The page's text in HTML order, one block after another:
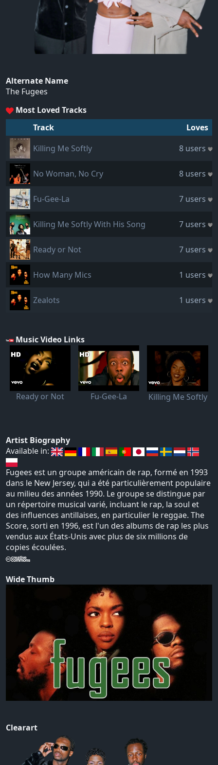
Alternate Name
The Fugees
Most Loved Tracks
Track
Loves
Killing Me Softly
8 users
No Woman, No Cry 8 users
Fu-Gee-La 7 users
Killing Me Softly With His Song 7 users
Ready or Not 7 users
How Many Mics 1 users
Zealots 1 users
Music Video Links
Ready or Not Fu-Gee-La Killing Me Softly
Artist Biography
Available in:
Fugees est un groupe américain de rap, formé en 1993
dans le New Jersey, qui a été particulièrement populaire
au milieu des années 1990. Le groupe se distingue par
un répertoire musical varié, incluant le rap, la soul et
des influences antillaises, en particulier le reggae. The
Score, sorti en 1996, est l'un des albums de rap les plus
vendus aux États-Unis avec plus de six millions de
copies écoulées.
Wide Thumb
Clearart